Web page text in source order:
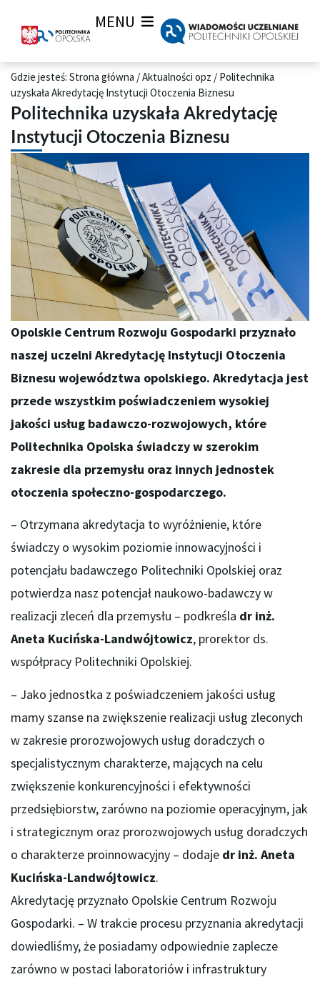
MENU
Gdzie jesteś: Strona główna /Aktualności opz / Politechnika
uzyskała Akredytację Instytucji Otoczenia Biznesu
Politechnika uzyskała Akredytację
Instytucji Otoczenia Biznesu
Opolskie Centrum Rozwoju Gospodarki przyznało
naszej uczelni Akredytację Instytucji Otoczenia
Biznesu województwa opolskiego. Akredytacja jest
przede wszystkim poświadczeniem wysokiej
jakości usług badawczo-rozwojowych, które
Politechnika Opolska świadczy w szerokim
zakresie dla przemysłu oraz innych jednostek
otoczenia społeczno-gospodarczego.
– Otrzymana akredytacja to wyróżnienie, które
świadczy o wysokim poziomie innowacyjności i
potencjału badawczego Politechniki Opolskiej oraz
potwierdza nasz potencjał naukowo-badawczy w
realizacji zleceń dla przemysłu – podkreśla dr inż.
Aneta Kucińska-Landwójtowicz, prorektor ds.
współpracy Politechniki Opolskiej.
– Jako jednostka z poświadczeniem jakości usług
mamy szanse na zwiększenie realizacji usług zleconych
w zakresie prorozwojowych usług doradczych o
specjalistycznym charakterze, mających na celu
zwiększenie konkurencyjności i efektywności
przedsiębiorstw, zarówno na poziomie operacyjnym, jak
i strategicznym oraz prorozwojowych usług doradczych
o charakterze proinnowacyjny – dodaje dr inż. Aneta
Kucińska-Landwójtowicz.
Akredytację przyznało Opolskie Centrum Rozwoju
Gospodarki. – W trakcie procesu przyznania akredytacji
dowiedliśmy, że posiadamy odpowiednie zaplecze
zarówno w postaci laboratoriów i infrastruktury